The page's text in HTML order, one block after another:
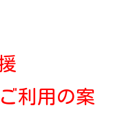
利用の案